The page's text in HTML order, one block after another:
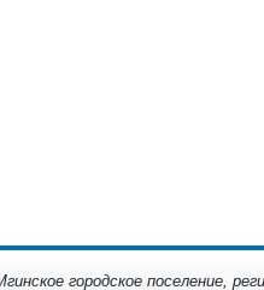
городское поселение,